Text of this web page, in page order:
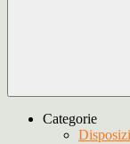
Categorie